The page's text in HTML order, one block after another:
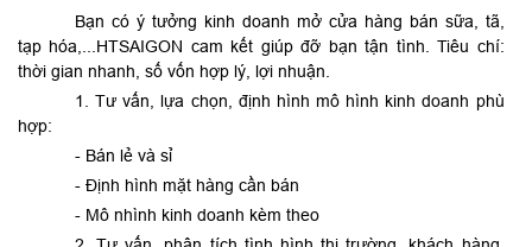
Bạn có ý tưởng kinh doanh mở cửa hàng bán sữa, tã,
tạp hóa,...HTSAIGON cam kết giúp đỡ bạn tận tình. Tiêu chí:
thời gian nhanh, số vốn hợp lý, lợi nhuận.
1. Tư vấn, lựa chọn, định hình mô hình kinh doanh phù
hợp:
- Bán lẻ và sỉ
- Định hình mặt hàng cần bán
- Mô nhình kinh doanh kèm theo